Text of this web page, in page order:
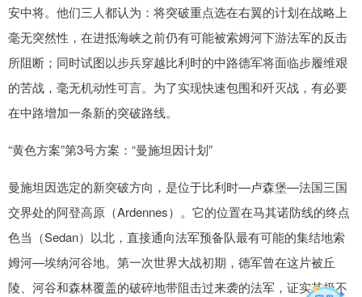
安中将。他们三人都认为：将突破重点选在右翼的计划在战略上
毫无突然性，在进抵海峡之前仍有可能被索姆河下游法军的反击
所阻断；同时试图以步兵穿越比利时的中路德军将面临步履维艰
的苦战，毫无机动性可言。为了实现快速包围和歼灭战，有必要
在中路增加一条新的突破路线。
“黄色方案”第3号方案：“曼施坦因计划”
曼施坦因选定的新突破方向，是位于比利时—卢森堡—法国三国
交界处的阿登高原（Ardennes）。它的位置在马其诺防线的终点
色当（Sedan）以北，直接通向法军预备队最有可能的集结地索
姆河—埃纳河谷地。第一次世界大战初期，德军曾在这片被丘
陵、河谷和森林覆盖的破碎地带阻击过来袭的法军，证实其极不